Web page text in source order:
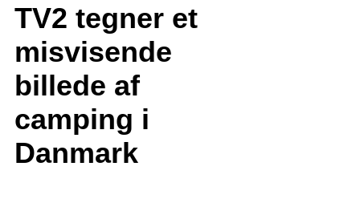
TV2 tegner et
misvisende
billede af
camping i
Danmark